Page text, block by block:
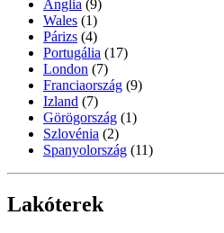
Anglia (9)
Wales (1)
Párizs (4)
Portugália (17)
London (7)
Franciaország (9)
Izland (7)
Görögország (1)
Szlovénia (2)
Spanyolország (11)
Lakóterek